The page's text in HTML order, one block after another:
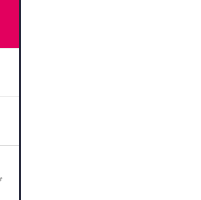
Undermeny för